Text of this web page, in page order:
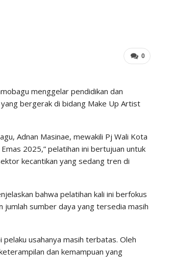
0
menggelar pendidikan dan
bergerak di bidang Make Up Artist
Adnan Masinae, mewakili Pj Wali Kota
2025,” pelatihan ini bertujuan untuk
kecantikan yang sedang tren di
bahwa pelatihan kali ini berfokus
jumlah sumber daya yang tersedia masih
usahanya masih terbatas. Oleh
dan kemampuan yang